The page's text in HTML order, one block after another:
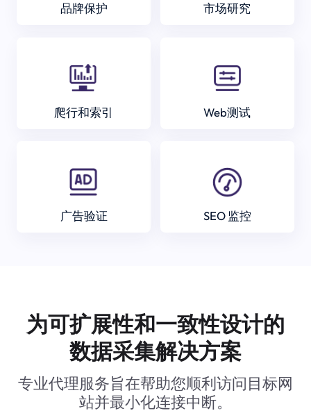
品牌保护 市场研究
爬行和索引 Web测试
广告验证 SEO 监控
为可扩展性和一致性设计的
数据采集解决方案
专业代理服务旨在帮助您顺利访问目标网
站并最小化连接中断。